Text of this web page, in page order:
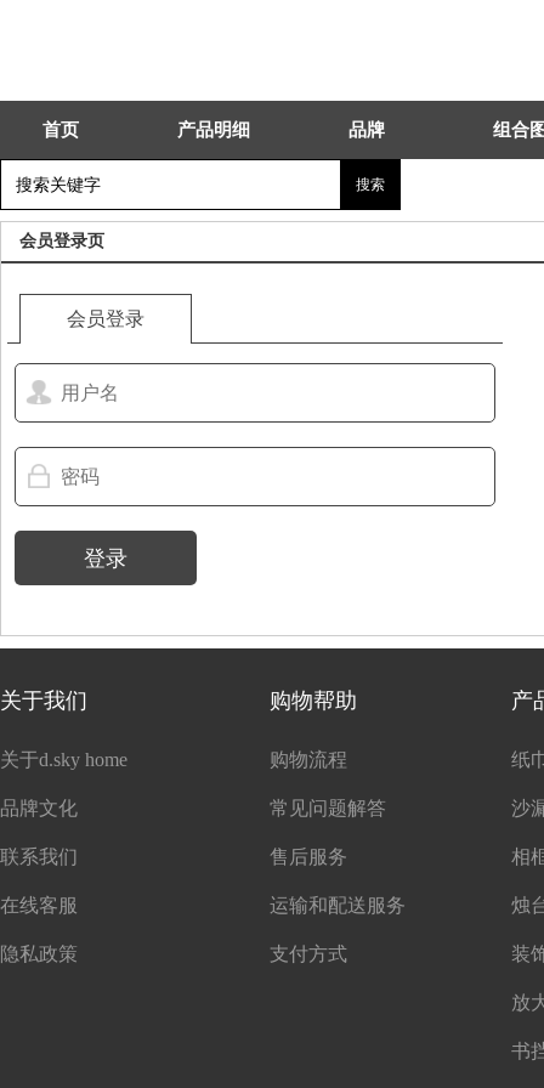
首页 产品明细 品牌 组合
会员登录页
会员登录
登录
关于我们
关于d.sky home
品牌文化
联系我们
在线客服
隐私政策
购物帮助
购物流程
常见问题解答
售后服务
运输和配送服务
支付方式
产
纸
沙
书